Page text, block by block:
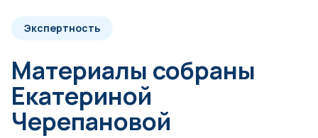
Экспертность
Материалы собраны
Екатериной
Черепановой